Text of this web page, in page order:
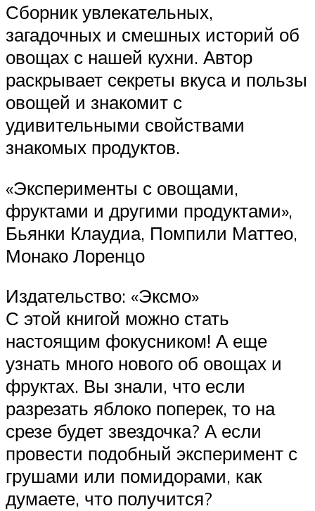
Сборник увлекательных,
загадочных и смешных историй об
овощах с нашей кухни. Автор
раскрывает секреты вкуса и пользы
овощей и знакомит с
удивительными свойствами
знакомых продуктов.
«Эксперименты с овощами,
фруктами и другими продуктами»,
Бьянки Клаудиа, Помпили Маттео,
Монако Лоренцо
Издательство: «Эксмо»
С этой книгой можно стать
настоящим фокусником! А еще
узнать много нового об овощах и
фруктах. Вы знали, что если
разрезать яблоко поперек, то на
срезе будет звездочка? А если
провести подобный эксперимент с
грушами или помидорами, как
думаете, что получится?